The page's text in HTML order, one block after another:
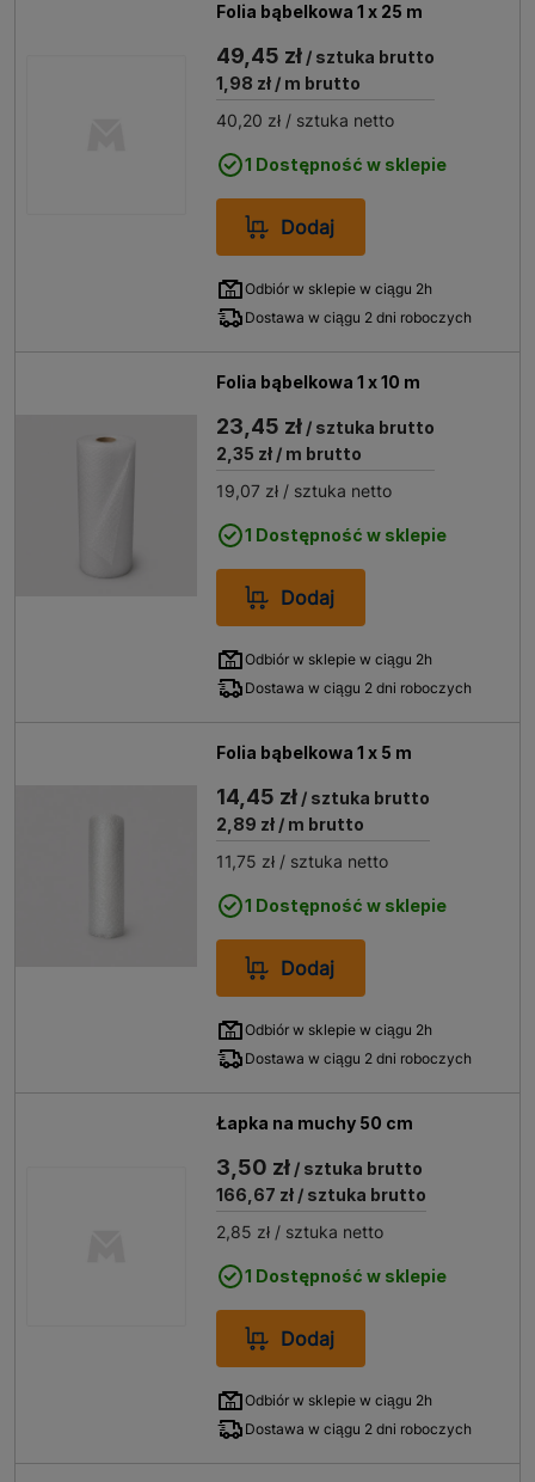
. Nie musisz już martwić się o to, czy Twoje
rzeczy będą odpowiednio zabezpieczone – wystarczy
skorzystać z artykułów dostępnych w tej kategorii i
spokojnie cieszyć się nowym miejscem zamieszkania.
Folia bąbelkowa 1 x 25 m
49,45 zł / sztuka brutto
1,98 zł / m brutto
40,20 zł / sztuka netto
1 Dostępność w sklepie
Dodaj
Odbiór w sklepie w ciągu 2h
Dostawa w ciągu 2 dni roboczych
Folia bąbelkowa 1 x 10 m
23,45 zł / sztuka brutto
2,35 zł / m brutto
19,07 zł / sztuka netto
1 Dostępność w sklepie
Dodaj
Odbiór w sklepie w ciągu 2h
Dostawa w ciągu 2 dni roboczych
Folia bąbelkowa 1 x 5 m
14,45 zł / sztuka brutto
2,89 zł / m brutto
11,75 zł / sztuka netto
1 Dostępność w sklepie
Dodaj
Odbiór w sklepie w ciągu 2h
Dostawa w ciągu 2 dni roboczych
Łapka na muchy 50 cm
3,50 zł / sztuka brutto
166,67 zł / sztuka brutto
2,85 zł / sztuka netto
1 Dostępność w sklepie
Dodaj
Odbiór w sklepie w ciągu 2h
Dostawa w ciągu 2 dni roboczych